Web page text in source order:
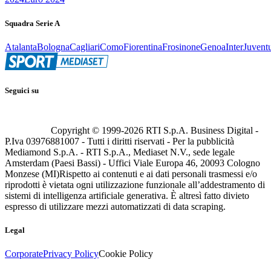
Squadra Serie A
AtalantaBolognaCagliariComoFiorentinaFrosinoneGenoaInter
Seguici su
Copyright © 1999-2026 RTI S.p.A. Business Digital -
P.Iva 03976881007 - Tutti i diritti riservati - Per la pubblicità
Mediamond S.p.A. - RTI S.p.A., Mediaset N.V., sede legale
Amsterdam (Paesi Bassi) - Uffici Viale Europa 46, 20093 Cologno
Monzese (MI)Rispetto ai contenuti e ai dati personali trasmessi e/o
riprodotti è vietata ogni utilizzazione funzionale all’addestramento di
sistemi di intelligenza artificiale generativa. È altresì fatto divieto
espresso di utilizzare mezzi automatizzati di data scraping.
Legal
CorporatePrivacy PolicyCookie Policy